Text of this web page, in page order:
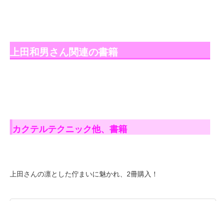
上田和男さん関連の書籍
カクテルテクニック他、書籍
上田さんの凛とした佇まいに魅かれ、2冊購入！